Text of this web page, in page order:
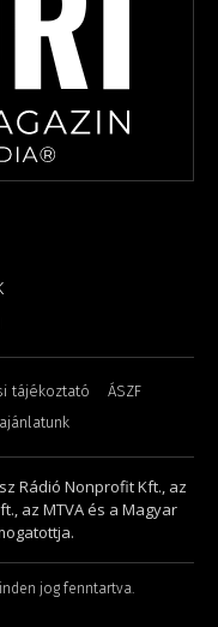
tájékoztató
ÁSZF
Rádió Nonprofit Kft., az
az MTVA és a Magyar
jog fenntartva.